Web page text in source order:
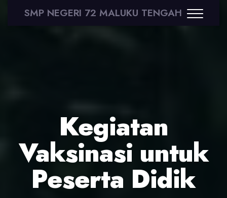
SMP NEGERI 72 MALUKU TENGAH
Kegiatan
Vaksinasi untuk
Peserta Didik